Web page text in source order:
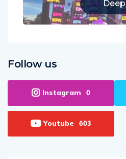
Deep
Follow us
Instagram 0
Youtube 603